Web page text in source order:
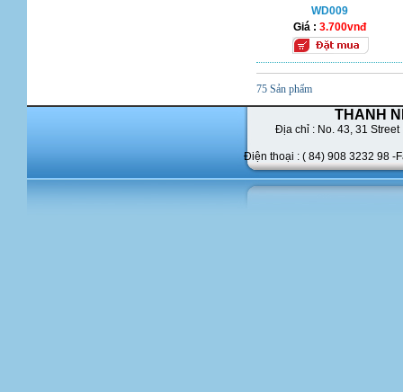
WD009
Giá :3.700vnđ
75 Sản phẩm
THANH
Địa chỉ : No. 43, 31 Street
Điện thoại : ( 84) 908 3232 98 -